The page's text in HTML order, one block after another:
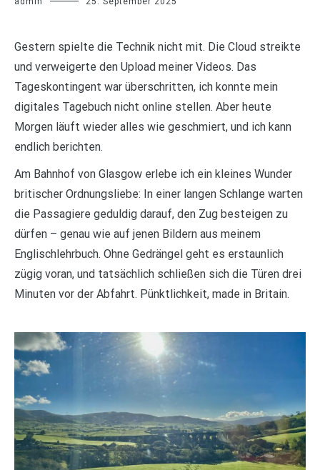
Gestern spielte die Technik nicht mit. Die Cloud streikte
und verweigerte den Upload meiner Videos. Das
Tageskontingent war überschritten, ich konnte mein
digitales Tagebuch nicht online stellen. Aber heute
Morgen läuft wieder alles wie geschmiert, und ich kann
endlich berichten.
Am Bahnhof von Glasgow erlebe ich ein kleines Wunder
britischer Ordnungsliebe: In einer langen Schlange warten
die Passagiere geduldig darauf, den Zug besteigen zu
dürfen – genau wie auf jenen Bildern aus meinem
Englischlehrbuch. Ohne Gedrängel geht es erstaunlich
zügig voran, und tatsächlich schließen sich die Türen drei
Minuten vor der Abfahrt. Pünktlichkeit, made in Britain.